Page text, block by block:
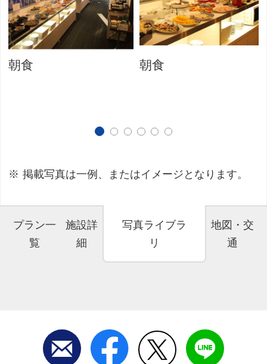
朝食 朝食
掲載写真は一例、またはイメージとなります。
プラン一
覧
施設詳
細
写真ライブラ
リ
地図・交
通